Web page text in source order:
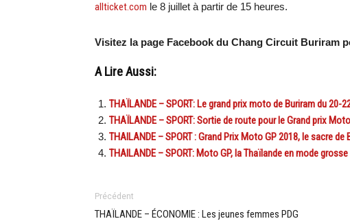
allticket.com le 8 juillet à partir de 15 heures.
Visitez la page Facebook du Chang Circuit Buriram
A Lire Aussi:
THAÏLANDE – SPORT: Le grand prix moto de Buriram du
THAÏLANDE – SPORT: Sortie de route pour le Grand prix
THAILANDE – SPORT : Grand Prix Moto GP 2018, le sacre de
THAILANDE – SPORT: Moto GP, la Thaïlande en mode
Précédent
THAÏLANDE – ÉCONOMIE : Les jeunes femmes PDG